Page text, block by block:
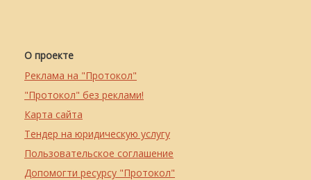
О проекте
Реклама на "Протокол"
"Протокол" без реклами!
Карта сайта
Тендер на юридическую услугу
Пользовательское соглашение
Допомогти ресурсу "Протокол"